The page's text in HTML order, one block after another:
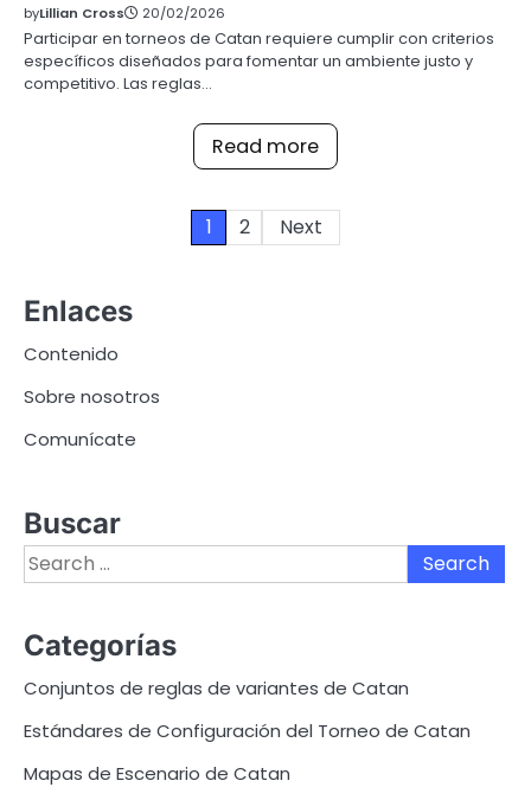
byLillian Cross 20/02/2026
Participar en torneos de Catan requiere cumplir con criterios
específicos diseñados para fomentar un ambiente justo y
competitivo. Las reglas…
Read more
1 2 Next
Enlaces
Contenido
Sobre nosotros
Comunícate
Buscar
Search
for:
Categorías
Conjuntos de reglas de variantes de Catan
Estándares de Configuración del Torneo de Catan
Mapas de Escenario de Catan